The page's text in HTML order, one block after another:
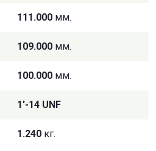
111.000 мм.
109.000 мм.
100.000 мм.
1'-14 UNF
1.240 кг.